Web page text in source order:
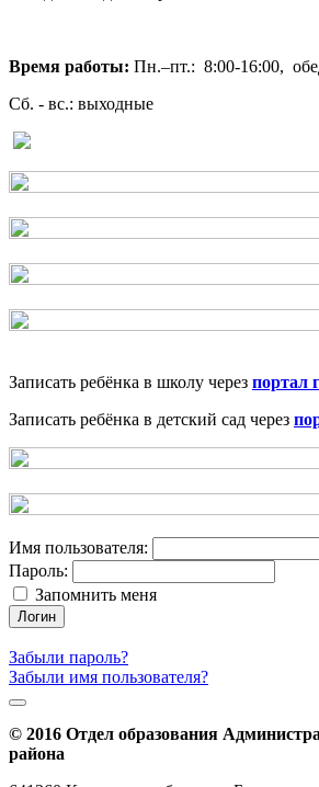
Время работы: Пн.–пт.: 8:00-16:00,
Сб. - вс.: выходные
Записать ребёнка в школу через портал
Записать ребёнка в детский сад через
Имя пользователя:
Пароль:
Запомнить меня
Логин
Забыли пароль?
Забыли имя пользователя?
© 2016 Отдел образования
района